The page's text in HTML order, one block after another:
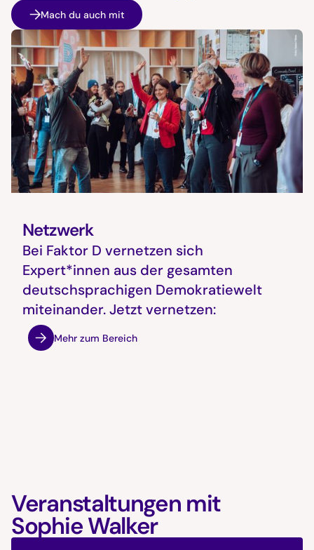
Mach du auch mit
Netzwerk
Bei Faktor D vernetzen sich
Expert*innen aus der gesamten
deutschsprachigen Demokratiewelt
miteinander. Jetzt vernetzen:
Mehr zum Bereich
Veranstaltungen mit
Sophie Walker